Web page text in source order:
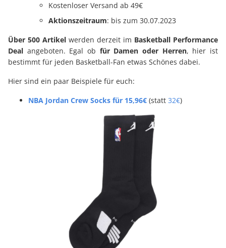
Kostenloser Versand ab 49€
Aktionszeitraum: bis zum 30.07.2023
Über 500 Artikel werden derzeit im Basketball Performance
Deal angeboten. Egal ob für Damen oder Herren, hier ist
bestimmt für jeden Basketball-Fan etwas Schönes dabei.
Hier sind ein paar Beispiele für euch:
NBA Jordan Crew Socks für 15,96€ (statt 32€)